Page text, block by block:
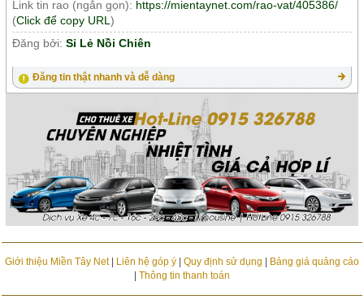
Link tin rao (ngắn gọn): https://mientaynet.com/rao-vat/405386/
(Click để copy URL)
Đăng bởi:Sỉ Lẻ Nồi Chiên
Đăng tin thật nhanh và dễ dàng
Giới thiệu Miền Tây Net| Liên hệ góp ý| Quy định sử dụng
Bảng giá quảng cáo
Thông tin thanh toán